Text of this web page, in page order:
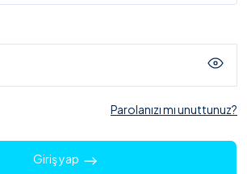
Parolanızı mı unuttunuz?
Giriş yap